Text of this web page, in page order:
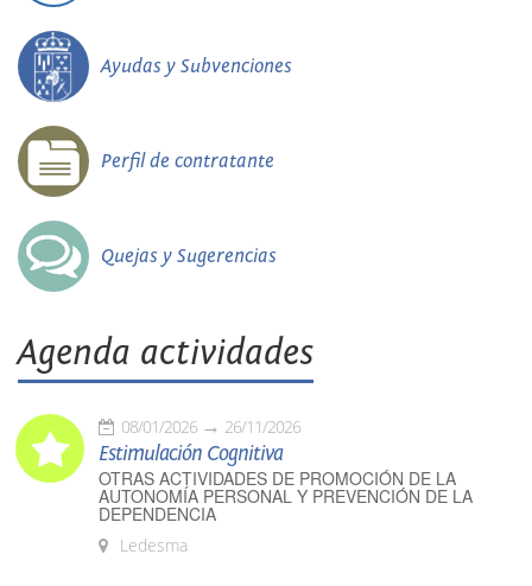
Ayudas y Subvenciones
Perfil de contratante
Quejas y Sugerencias
Agenda actividades
08/01/2026 26/11/2026
Estimulación Cognitiva
OTRAS ACTIVIDADES DE PROMOCIÓN DE LA
AUTONOMÍA PERSONAL Y PREVENCIÓN DE LA
DEPENDENCIA
Ledesma